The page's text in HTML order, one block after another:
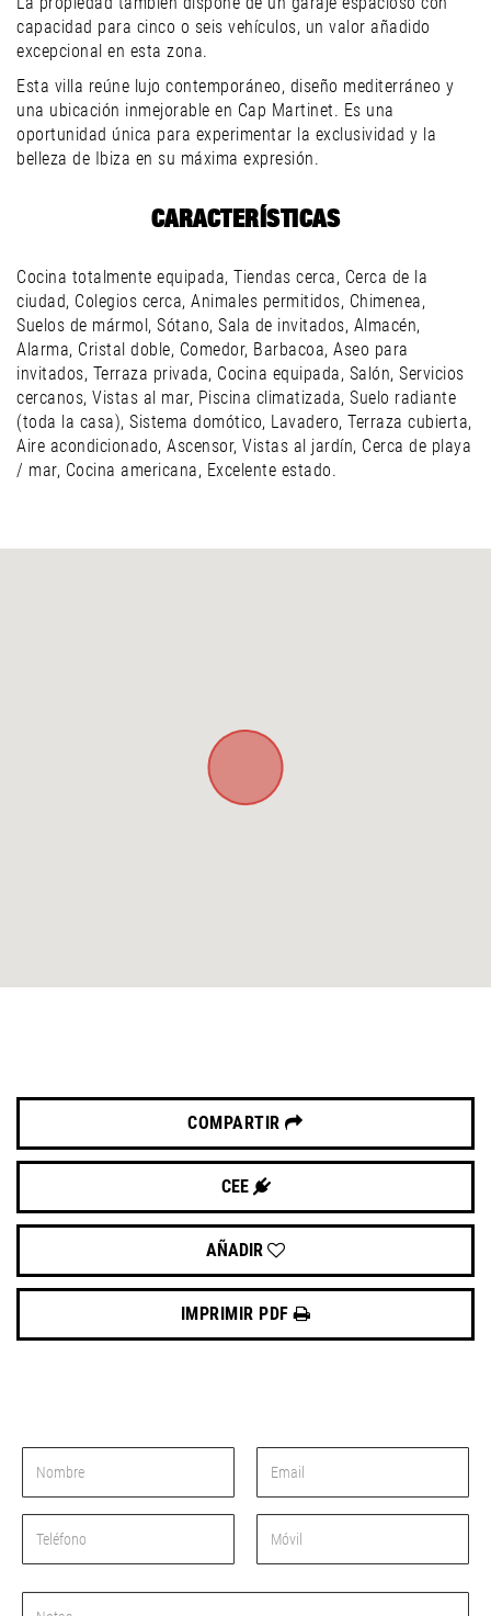
capacidad para cinco o seis vehículos, un valor añadido
excepcional en esta zona.
Esta villa reúne lujo contemporáneo, diseño mediterráneo y
una ubicación inmejorable en Cap Martinet. Es una
oportunidad única para experimentar la exclusividad y la
belleza de Ibiza en su máxima expresión.
CARACTERÍSTICAS
Cocina totalmente equipada, Tiendas cerca, Cerca de la
ciudad, Colegios cerca, Animales permitidos, Chimenea,
Suelos de mármol, Sótano, Sala de invitados, Almacén,
Alarma, Cristal doble, Comedor, Barbacoa, Aseo para
invitados, Terraza privada, Cocina equipada, Salón, Servicios
cercanos, Vistas al mar, Piscina climatizada, Suelo radiante
(toda la casa), Sistema domótico, Lavadero, Terraza cubierta,
Aire acondicionado, Ascensor, Vistas al jardín, Cerca de playa
/ mar, Cocina americana, Excelente estado.
COMPARTIR
CEE
AÑADIR
IMPRIMIR PDF